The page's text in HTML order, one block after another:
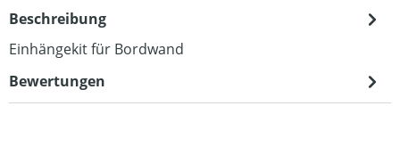
Beschreibung
Einhängekit für Bordwand
Bewertungen